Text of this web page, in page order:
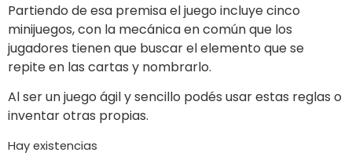
Partiendo de esa premisa el juego incluye cinco
minijuegos, con la mecánica en común que los
jugadores tienen que buscar el elemento que se
repite en las cartas y nombrarlo.
Al ser un juego ágil y sencillo podés usar estas reglas o
inventar otras propias.
Hay existencias